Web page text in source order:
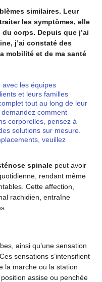
similaires. Leur
les symptômes, elle
du corps. Depuis que j’ai
j’ai constaté des
mobilité et de ma santé
avec les équipes
et leurs familles
tout au long de leur
comment
corporelles, pensez à
solutions sur mesure.
veuillez
spinale peut avoir
rendant même
Cette affection,
rachidien, entraîne
ainsi qu’une sensation
sensations s’intensifient
la marche ou la station
assise ou penchée